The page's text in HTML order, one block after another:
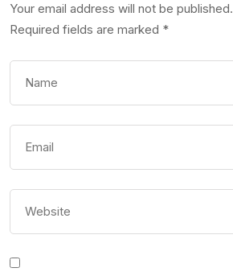
Your email address will not be published.
Required fields are marked *